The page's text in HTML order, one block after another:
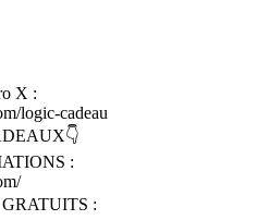
X :
logic-cadeau
:
: